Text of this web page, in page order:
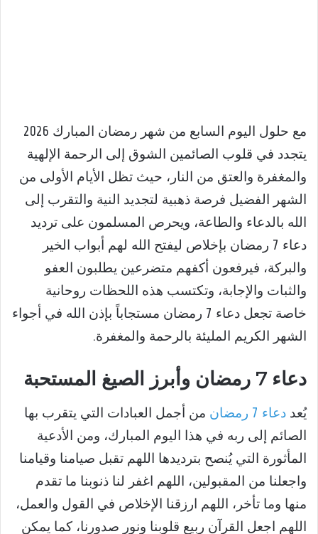
مع حلول اليوم السابع من شهر رمضان المبارك 2026
يتجدد في قلوب الصائمين الشوق إلى الرحمة الإلهية
والمغفرة والعتق من النار، حيث تظل الأيام الأولى من
الشهر الفضيل فرصة ذهبية لتجديد النية والتقرب إلى
الله بالدعاء والطاعة، ويحرص المسلمون على ترديد
دعاء 7 رمضان بإخلاص ليفتح الله لهم أبواب الخير
والبركة، فيرفعون أكفهم متضرعين يطلبون العفو
والثبات والإجابة، وتكتسب هذه اللحظات روحانية
خاصة تجعل دعاء 7 رمضان مستجاباً بإذن الله في أجواء
الشهر الكريم المليئة بالرحمة والمغفرة.
دعاء 7 رمضان وأبرز الصيغ المستحبة
يُعد دعاء 7 رمضان
من أجمل العبادات التي يتقرب بها
الصائم إلى ربه في هذا اليوم المبارك، ومن الأدعية
المأثورة التي يُنصح بترديدها اللهم تقبل صيامنا وقيامنا
واجعلنا من المقبولين، اللهم اغفر لنا ذنوبنا ما تقدم
منها وما تأخر، اللهم ارزقنا الإخلاص في القول والعمل،
اللهم اجعل القرآن ربيع قلوبنا ونور صدورنا، كما يمكن